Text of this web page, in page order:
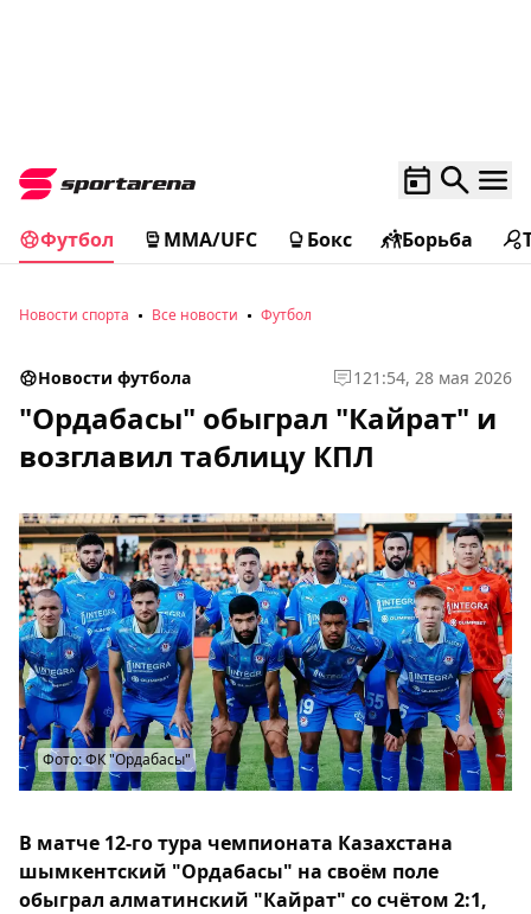
Футбол MMA/UFC Бокс Борьба
Новости спорта Все новости Футбол
Новости футбола 121:54, 28 мая 2026
"Ордабасы" обыграл "Кайрат" и
возглавил таблицу КПЛ
Фото: ФК "Ордабасы"
В матче 12-го тура чемпионата Казахстана
шымкентский "Ордабасы" на своём поле
обыграл алматинский "Кайрат" со счётом 2:1,